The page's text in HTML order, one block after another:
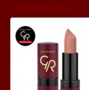
สินค้าเกี่ยวข้อง